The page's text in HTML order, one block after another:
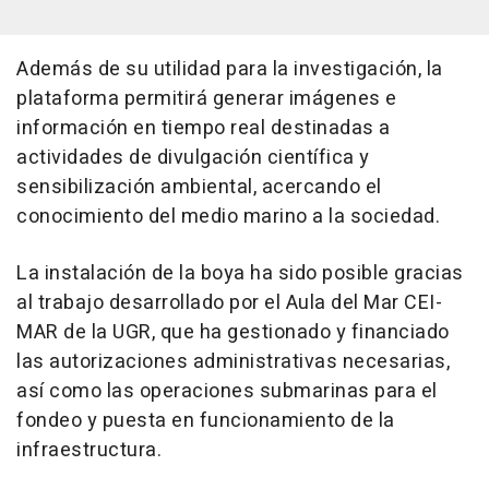
Además de su utilidad para la investigación, la
plataforma permitirá generar imágenes e
información en tiempo real destinadas a
actividades de divulgación científica y
sensibilización ambiental, acercando el
conocimiento del medio marino a la sociedad.
La instalación de la boya ha sido posible gracias
al trabajo desarrollado por el Aula del Mar CEI-
MAR de la UGR, que ha gestionado y financiado
las autorizaciones administrativas necesarias,
así como las operaciones submarinas para el
fondeo y puesta en funcionamiento de la
infraestructura.